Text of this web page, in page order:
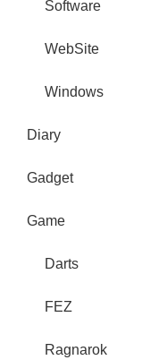
Software
WebSite
Windows
Diary
Gadget
Game
Darts
FEZ
Ragnarok